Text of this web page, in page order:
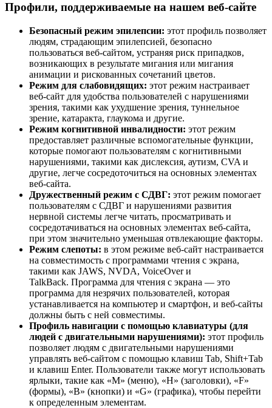
Профили, поддерживаемые на нашем веб-сайте
Безопасный режим эпилепсии: этот профиль позволяет
людям, страдающим эпилепсией, безопасно
пользоваться веб-сайтом, устраняя риск припадков,
возникающих в результате мигания или мигания
анимации и рискованных сочетаний цветов.
Режим для слабовидящих: этот режим настраивает
веб-сайт для удобства пользователей с нарушениями
зрения, такими как ухудшение зрения, туннельное
зрение, катаракта, глаукома и другие.
Режим когнитивной инвалидности: этот режим
предоставляет различные вспомогательные функции,
которые помогают пользователям с когнитивными
нарушениями, такими как дислексия, аутизм, CVA и
другие, легче сосредоточиться на основных элементах
веб-сайта.
Дружественный режим с СДВГ: этот режим помогает
пользователям с СДВГ и нарушениями развития
нервной системы легче читать, просматривать и
сосредотачиваться на основных элементах веб-сайта,
при этом значительно уменьшая отвлекающие факторы.
Режим слепоты: в этом режиме веб-сайт настраивается
на совместимость с программами чтения с экрана,
такими как JAWS, NVDA, VoiceOver и
TalkBack. Программа для чтения с экрана — это
программа для незрячих пользователей, которая
устанавливается на компьютер и смартфон, и веб-сайты
должны быть с ней совместимы.
Профиль навигации с помощью клавиатуры (для
людей с двигательными нарушениями): этот профиль
позволяет людям с двигательными нарушениями
управлять веб-сайтом с помощью клавиш Tab, Shift+Tab
и клавиш Enter. Пользователи также могут использовать
ярлыки, такие как «M» (меню), «H» (заголовки), «F»
(формы), «B» (кнопки) и «G» (графика), чтобы перейти
к определенным элементам.